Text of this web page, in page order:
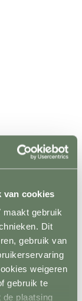
van cookies
maakt gebruik
Dit
gebruik van
weigeren
gebruik te
plaatsing